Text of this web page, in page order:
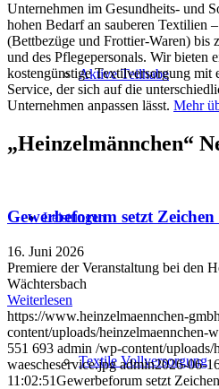
Aktive Teilhabe
Leistungen
Textile Vollversorgung
Unternehmen im Gesundheits- und
hohen Bedarf an sauberen Textilien
(Bettbezüge und Frottier-Waren) bis
und des Pflegepersonals. Wir bieten
kostengünstige Textilversorgung mit
Service, der sich auf die
Unternehmen anpassen lässt. Mehr
„Heinzelmännchen“
Gewerbeforum setzt
16. Juni 2026
Premiere der Veranstaltung bei den
Wächtersbach
Weiterlesen
https://www.heinzelmaennchen-
content/uploads/heinzelmaennchen-
551 693 admin /wp-content/uploads/
waescheservice.jpg admin2026-06-
11:02:51Gewerbeforum setzt